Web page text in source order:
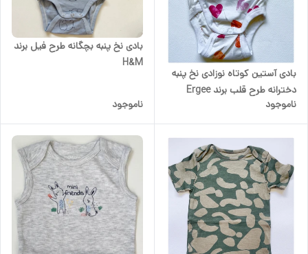
بادی آستین کوتاه نوزادی نخ پنبه
دخترانه طرح قلب برند Ergee
ناموجود
بادی نخ پنبه بچگانه طرح فیل برند
H&M
ناموجود